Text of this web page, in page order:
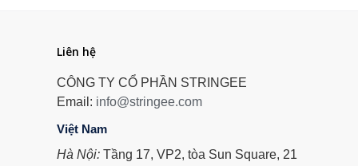
Liên hệ
CÔNG TY CỔ PHẦN STRINGEE
Email: info@stringee.com
Việt Nam
Hà Nội: Tầng 17, VP2, tòa Sun Square, 21